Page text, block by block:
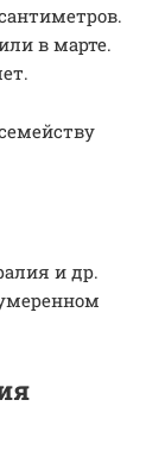
в марте.
и др.